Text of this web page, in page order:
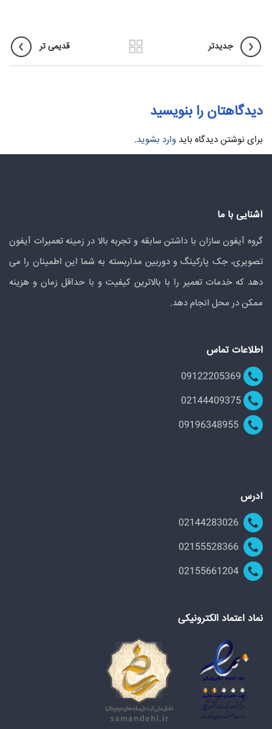
جدیدتر قدیمی تر
دیدگاهتان را بنویسید
برای نوشتن دیدگاه باید وارد بشوید.
آشنایی با ما
گروه آیفون سازان با داشتن سابقه و تجربه بالا در زمینه تعمیرات آیفون
تصویری، جک پارکینگ و دوربین مداربسته به شما این اطمینان را می
دهد که خدمات تعمیر را با بالاترین کیفیت و با حداقل زمان و هزینه
ممکن در محل انجام دهد.
اطلاعات تماس
آدرس
نماد اعتماد الکترونیکی